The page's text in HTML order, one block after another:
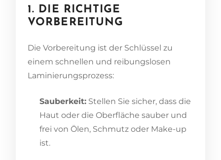
1. DIE RICHTIGE
VORBEREITUNG
Die Vorbereitung ist der Schlüssel zu
einem schnellen und reibungslosen
Laminierungsprozess:
Sauberkeit: Stellen Sie sicher, dass die
Haut oder die Oberfläche sauber und
frei von Ölen, Schmutz oder Make-up
ist.